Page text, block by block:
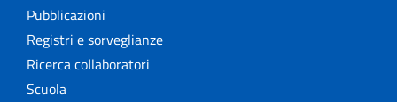
Pubblicazioni
Registri e sorveglianze
Ricerca collaboratori
Scuola